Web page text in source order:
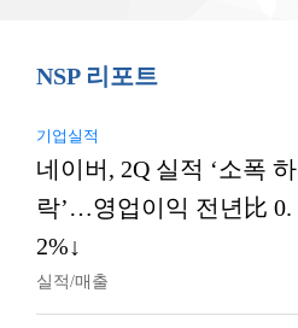
NSP 리포트
기업실적
네이버, 2Q 실적 ‘소폭 하
락’…영업이익 전년比 0.
2%↓
실적/매출